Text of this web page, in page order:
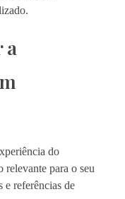
a
do
relevante para o seu
e referências de